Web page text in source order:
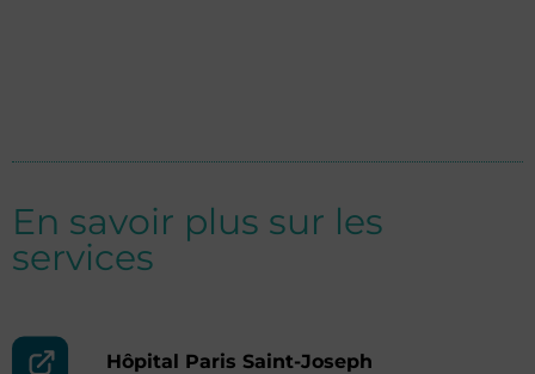
En savoir plus sur les
services
Hôpital Paris Saint-Joseph